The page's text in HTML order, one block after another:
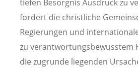
tiefen Besorgnis Ausdruck zu
fordert die christliche
Regierungen und
zu verantwortungsbewusstem
die zugrunde liegenden